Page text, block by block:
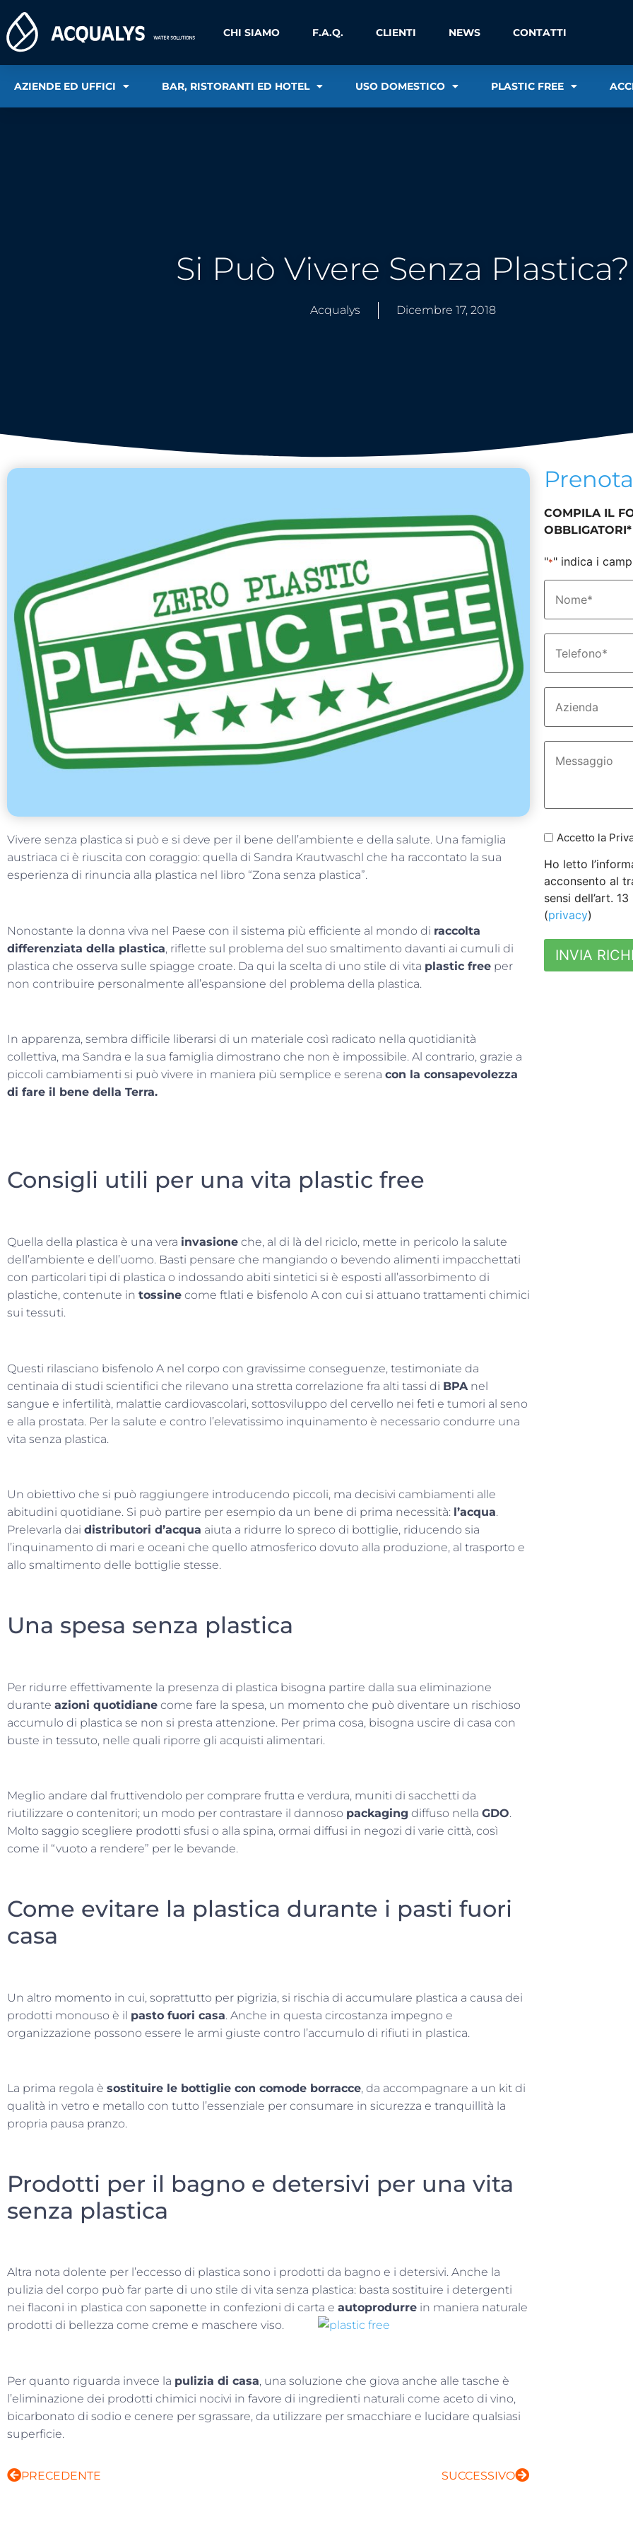
CHI SIAMO F.A.Q. CLIENTI NEWS CONTATTI
AZIENDE ED UFFICI BAR, RISTORANTI ED HOTEL USO DOMESTICO PLASTIC FREE
Si Può Vivere Senza Plastica?
Acqualys Dicembre 17, 2018
Vivere senza plastica si può e si deve per il bene dell’ambiente e della salute. Una famiglia
austriaca ci è riuscita con coraggio: quella di Sandra Krautwaschl che ha raccontato la sua
esperienza di rinuncia alla plastica nel libro “Zona senza plastica”.
Nonostante la donna viva nel Paese con il sistema più efficiente al mondo di raccolta
differenziata della plastica, riflette sul problema del suo smaltimento davanti ai cumuli di
plastica che osserva sulle spiagge croate. Da qui la scelta di uno stile di vita plastic free per
non contribuire personalmente all’espansione del problema della plastica.
In apparenza, sembra difficile liberarsi di un materiale così radicato nella quotidianità
collettiva, ma Sandra e la sua famiglia dimostrano che non è impossibile. Al contrario, grazie a
piccoli cambiamenti si può vivere in maniera più semplice e serena con la consapevolezza
di fare il bene della Terra.
Consigli utili per una vita plastic free
Quella della plastica è una vera invasione che, al di là del riciclo, mette in pericolo la salute
dell’ambiente e dell’uomo. Basti pensare che mangiando o bevendo alimenti impacchettati
con particolari tipi di plastica o indossando abiti sintetici si è esposti all’assorbimento di
plastiche, contenute in tossine come ftlati e bisfenolo A con cui si attuano trattamenti chimici
sui tessuti.
Questi rilasciano bisfenolo A nel corpo con gravissime conseguenze, testimoniate da
centinaia di studi scientifici che rilevano una stretta correlazione fra alti tassi di BPA nel
sangue e infertilità, malattie cardiovascolari, sottosviluppo del cervello nei feti e tumori al seno
e alla prostata. Per la salute e contro l’elevatissimo inquinamento è necessario condurre una
vita senza plastica.
Un obiettivo che si può raggiungere introducendo piccoli, ma decisivi cambiamenti alle
abitudini quotidiane. Si può partire per esempio da un bene di prima necessità: l’acqua.
Prelevarla dai distributori d’acqua aiuta a ridurre lo spreco di bottiglie, riducendo sia
l’inquinamento di mari e oceani che quello atmosferico dovuto alla produzione, al trasporto e
allo smaltimento delle bottiglie stesse.
Una spesa senza plastica
Per ridurre effettivamente la presenza di plastica bisogna partire dalla sua eliminazione
durante azioni quotidiane come fare la spesa, un momento che può diventare un rischioso
accumulo di plastica se non si presta attenzione. Per prima cosa, bisogna uscire di casa con
buste in tessuto, nelle quali riporre gli acquisti alimentari.
Meglio andare dal fruttivendolo per comprare frutta e verdura, muniti di sacchetti da
riutilizzare o contenitori; un modo per contrastare il dannoso packaging diffuso nella GDO.
Molto saggio scegliere prodotti sfusi o alla spina, ormai diffusi in negozi di varie città, così
come il “vuoto a rendere” per le bevande.
Come evitare la plastica durante i pasti fuori
casa
Un altro momento in cui, soprattutto per pigrizia, si rischia di accumulare plastica a causa dei
prodotti monouso è il pasto fuori casa. Anche in questa circostanza impegno e
organizzazione possono essere le armi giuste contro l’accumulo di rifiuti in plastica.
La prima regola è sostituire le bottiglie con comode borracce, da accompagnare a un kit di
qualità in vetro e metallo con tutto l’essenziale per consumare in sicurezza e tranquillità la
propria pausa pranzo.
Prodotti per il bagno e detersivi per una vita
senza plastica
Altra nota dolente per l’eccesso di plastica sono i prodotti da bagno e i detersivi. Anche la
pulizia del corpo può far parte di uno stile di vita senza plastica: basta sostituire i detergenti
nei flaconi in plastica con saponette in confezioni di carta e autoprodurre in maniera naturale
prodotti di bellezza come creme e maschere viso.
Per quanto riguarda invece la pulizia di casa, una soluzione che giova anche alle tasche è
l’eliminazione dei prodotti chimici nocivi in favore di ingredienti naturali come aceto di vino,
bicarbonato di sodio e cenere per sgrassare, da utilizzare per smacchiare e lucidare qualsiasi
superficie.
PRECEDENTE SUCCESSIVO
Prenota
COMPILA IL
OBBLIGATORI*
"*" indica i
Accetto la
Ho letto
acconsento al
sensi dell’art.
(privacy)
INVIA